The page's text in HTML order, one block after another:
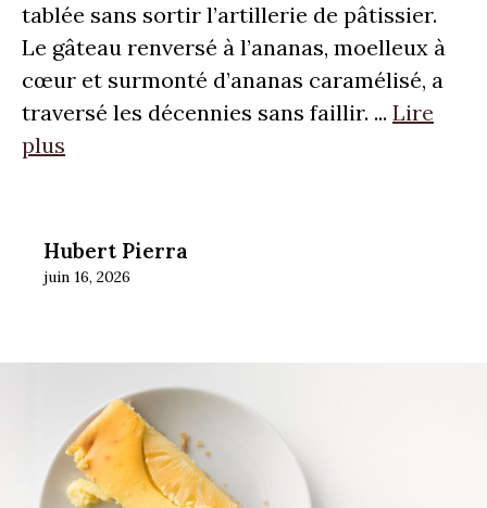
tablée sans sortir l’artillerie de pâtissier.
Le gâteau renversé à l’ananas, moelleux à
cœur et surmonté d’ananas caramélisé, a
traversé les décennies sans faillir. ... Lire
plus
Hubert Pierra
juin 16, 2026